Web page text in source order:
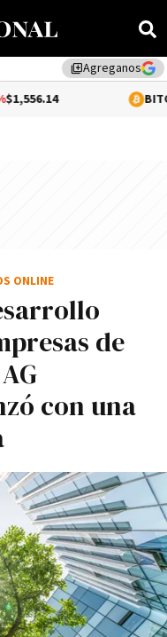
library_addAgreganos
0.25%
de
con una
ONLINE